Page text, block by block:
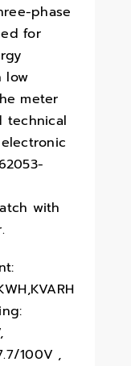
phase
for
low
meter
technical
with
100V ,